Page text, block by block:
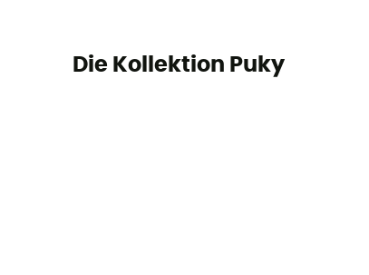
Die Kollektion Puky